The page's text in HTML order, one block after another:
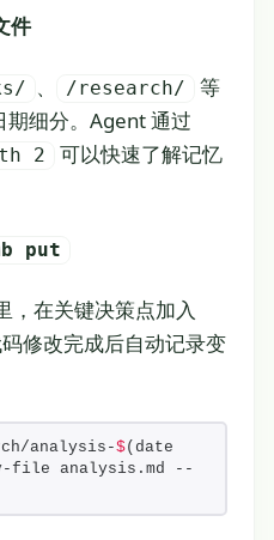
件
、 /research/
等
期细分。Agent 通过
2
可以快速了解记忆
put
，在关键决策点加入
修改完成后自动记录变
analysis-$(date
file analysis.md --